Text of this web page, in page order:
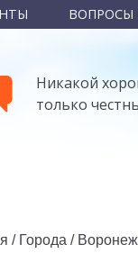
ВОПРОСЫ
Никакой
только
/ Города / Воронеж